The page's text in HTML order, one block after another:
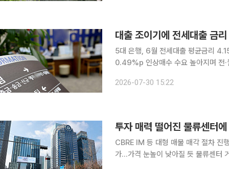
대출 조이기에 전세대출 금
5대 은행, 6월 전세대출 평균금리
0.49%p 인상매수 수요 높아지며 전·월세도 줄어⋯이
전세대출 취급 금리가 오름세를 보인
2026-07-30 15:22
투자 매력 떨어진 물류센터
CBRE IM 등 대형 매물 매각 절차 진
가…가격 눈높이 낮아질 듯 물류센터 거래 시장이 좀처럼 회복하지 못하는 가운데 인천 쿠팡 물류센